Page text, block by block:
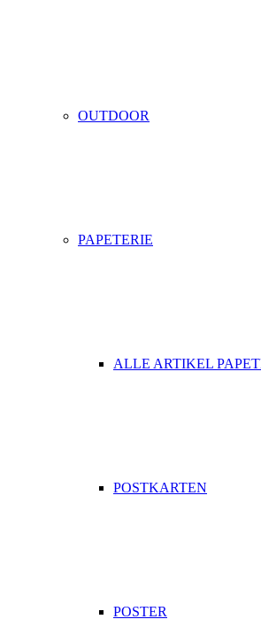
OUTDOOR
PAPETERIE
ALLE ARTIKEL
POSTKARTEN
POSTER